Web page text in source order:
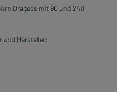
Dragees mit 90 und 240
und Hersteller: